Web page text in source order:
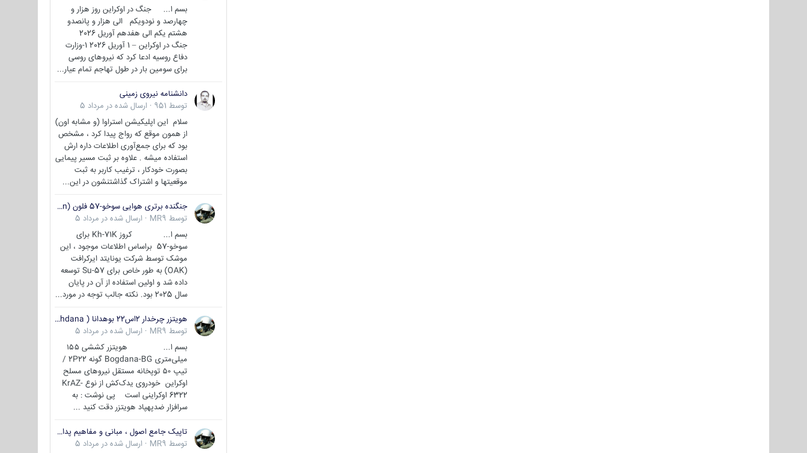
بسم ا... جنگ در اوکراین روز هزار و
چهارصد و نودویکم الی هزار و پانصدو
هشتم یکم الی هفدهم آوریل 2026
جنگ در اوکراین – 1 آوریل 2026 1-وزارت
دفاع روسیه ادعا کرد که نیروهای روسی
برای سومین بار در طول تهاجم تمام عیار...
دانشنامه نیروی زمینی
توسط 951
· ارسال شده در مرداد 5
سلام این اپلیکیشن استراوا (و مشابه اون)
از همون موقع که رواج پیدا کرد ، مشخص
بود که برای جمع‌آوری اطلاعات داره ارش
استفاده میشه . علاوه بر ثبت مسیر پیمایی
بصورت خودکار ، ترغیب کاربر به ثبت
موقعیتها و اشتراک‌ گذاشتنشون در این...
جنگنده برتری هوایی سوخو-57 فلون (Su-57/Felon)
توسط MR9
· ارسال شده در مرداد 5
بسم ا... کروز Kh-71K برای
سوخو-57 براساس اطلاعات موجود ، این
موشک توسط شرکت یونایتد ایرکرافت
(OAK) به طور خاص برای Su-57 توسعه
داده شد و اولین استفاده از آن در پایان
سال 2025 بود. نکته جالب توجه در مورد...
هویتزر چرخدار 2اس22 بوهدانا ( wheeled howitzer 2S22 Bohdana )
توسط MR9
· ارسال شده در مرداد 5
بسم ا... هویتزر کششی ۱۵۵
میلی‌متری Bogdana-BG گونه 2P22 /
تیپ ۵۰ توپخانه مستقل نیروهای مسلح
اوکراین خودروی یدک‌کش از نوع KrAZ-
6322 اوکراینی است پی نوشت : به
سرافزار ضدپهپاد هویتزر دقت کنید ...
تاپیک جامع اصول ، مبانی و مفاهیم پدافند غیر عامل
توسط MR9
· ارسال شده در مرداد 5